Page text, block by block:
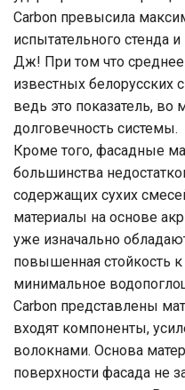
Carbon превысила
испытательного стенда
Дж! При том что среднее
известных белорусских
ведь это показатель,
долговечность системы.
Кроме того, фасадные
большинства
содержащих сухих
материалы на основе
уже изначально
повышенная стойкость
минимальное
Carbon представлены
входят компоненты,
волокнами. Основа
поверхности фасада не